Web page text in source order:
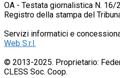
OA - Testata giornalistica N.
Registro della stampa del
Servizi informatici e
Web S.r.l.
© 2013-2025. Proprietario:
CLESS Soc. Coop.